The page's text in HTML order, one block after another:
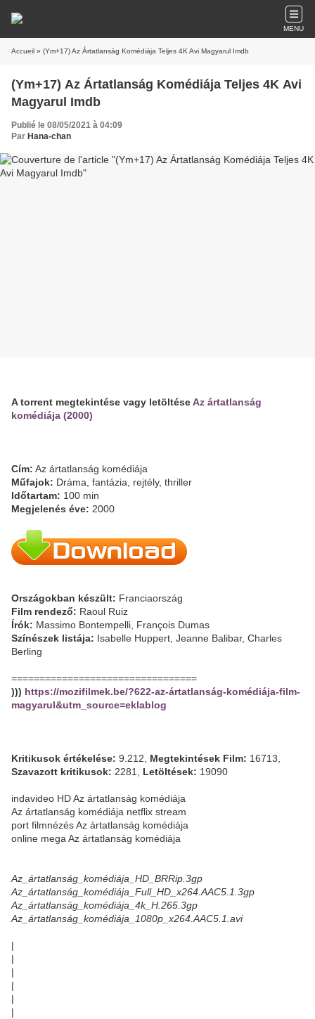
MENU
Accueil » (Ym+17) Az Ártatlanság Komédiája Teljes 4K Avi Magyarul Imdb
(Ym+17) Az Ártatlanság Komédiája Teljes 4K Avi
Magyarul Imdb
Publié le 08/05/2021 à 04:09
Par Hana-chan
A torrent megtekintése vagy letöltéseAz ártatlanság
komédiája (2000)
Cím: Az ártatlanság komédiája
Műfajok: Dráma, fantázia, rejtély, thriller
Időtartam: 100 min
Megjelenés éve: 2000
Országokban készült: Franciaország
Film rendező: Raoul Ruiz
Írók: Massimo Bontempelli, François Dumas
Színészek listája: Isabelle Huppert, Jeanne Balibar, Charles
Berling
=================================
))) https://mozifilmek.be/?622-az-ártatlanság-komédiája-film-
magyarul&utm_source=eklablog
Kritikusok értékelése: 9.212, Megtekintések Film: 16713,
Szavazott kritikusok: 2281, Letöltések: 19090
indavideo HD Az ártatlanság komédiája
Az ártatlanság komédiája netflix stream
port filmnézés Az ártatlanság komédiája
online mega Az ártatlanság komédiája
Az_ártatlanság_komédiája_HD_BRRip.3gp
Az_ártatlanság_komédiája_Full_HD_x264.AAC5.1.3gp
Az_ártatlanság_komédiája_4k_H.265.3gp
Az_ártatlanság_komédiája_1080p_x264.AAC5.1.avi
|
|
|
|
|
|